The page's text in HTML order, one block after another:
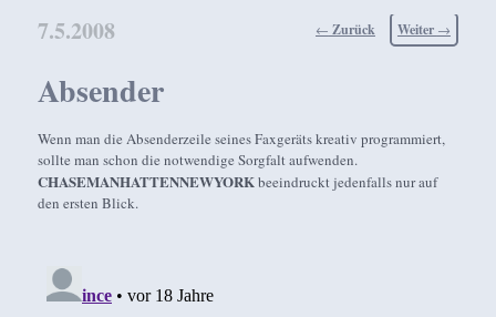
Beitragsnavigation
← Zurück Weiter →
Absender
7.5.2008
Wenn man die Absenderzeile seines Faxgeräts kreativ programmiert,
sollte man schon die notwendige Sorgfalt aufwenden.
CHASEMANHATTENNEWYORKbeeindruckt jedenfalls nur auf
den ersten Blick.